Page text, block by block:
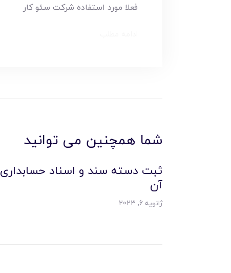
فعلا مورد استفاده شرکت سئو کار
شما همچنین می توانید
ثبت دسته سند و اسناد حسابداری
آن
ژانویه 6, 2023